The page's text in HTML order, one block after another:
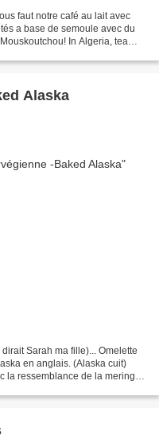
faut notre café au lait avec
a base de semoule avec du
In Algeria, tea
Alaska
Sarah ma fille)... Omelette
en anglais. (Alaska cuit)
ressemblance de la meringue